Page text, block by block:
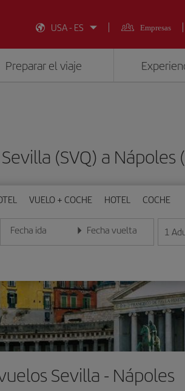
USA - ES
Empresas
Preparar el viaje
(SVQ) a Nápoles
VUELO + COCHE HOTEL COCHE
Fecha ida
Introduce la fecha en formato día/mes/año
Fecha vuelta
Introduce la fecha en formato
1
Sevilla - Nápoles